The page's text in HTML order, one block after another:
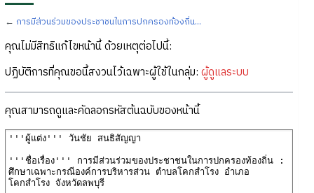
← การมีส่วนร่วมของประชาชนในการปกครองท้องถิ่น...
คุณไม่มีสิทธิแก้ไขหน้านี้ ด้วยเหตุต่อไปนี้:
ปฏิบัติการที่คุณขอนี้สงวนไว้เฉพาะผู้ใช้ในกลุ่ม: ผู้ดูแลระบบ
คุณสามารถดูและคัดลอกรหัสต้นฉบับของหน้านี้